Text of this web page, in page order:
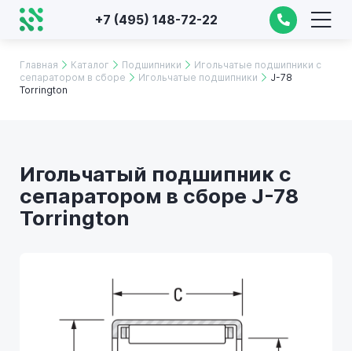
+7 (495) 148-72-22
Главная Каталог Подшипники
Игольчатые подшипники с
сепаратором в сборе
Игольчатые подшипники
J-78
Torrington
Игольчатый подшипник с
сепаратором в сборе J-78
Torrington